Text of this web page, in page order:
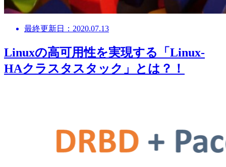
最終更新日：2020.07.13
Linuxの高可用性を実現する「Linux-
HAクラスタスタック」とは？！